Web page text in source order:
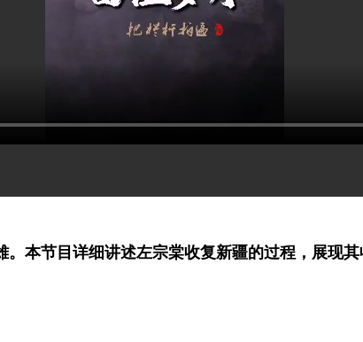
本节目详细讲述左宗棠收复新疆的过程，展现其